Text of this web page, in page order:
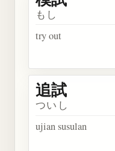
もし
try out
追試
ついし
ujian susulan